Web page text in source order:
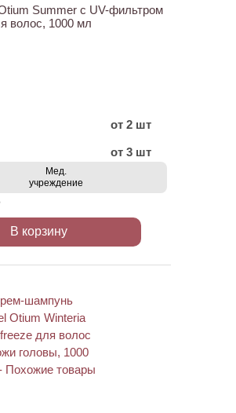
Summer с UV-фильтром
волос, 1000 мл
от 2 шт
от 3 шт
Мед.
учреждение
В корзину